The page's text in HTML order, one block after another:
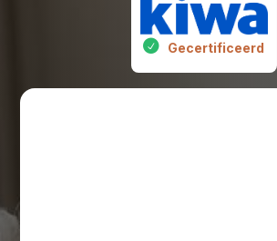
Gecertificeerd